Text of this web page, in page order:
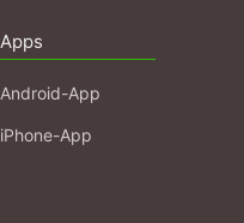
Apps
Android-App
iPhone-App